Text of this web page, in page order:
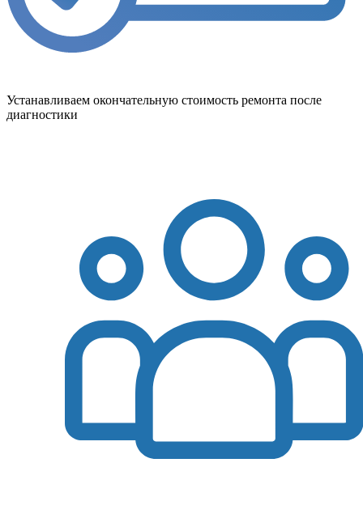
Устанавливаем окончательную стоимость ремонта после
диагностики